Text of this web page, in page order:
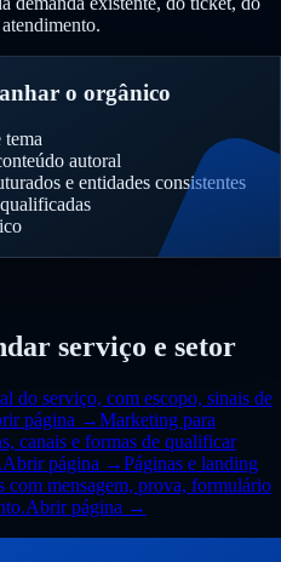
o orgânico
autoral
e entidades consistentes
serviço e setor
do serviço, com escopo, sinais de
página →Marketing para
canais e formas de qualificar
Abrir página →Páginas e landing
com mensagem, prova, formulário
Abrir página →